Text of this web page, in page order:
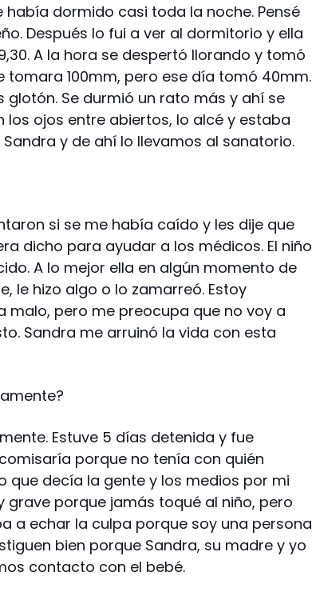
dormido casi toda la noche. Pensé
Después lo fui a ver al dormitorio y ella
A la hora se despertó llorando y tomó
tomara 100mm, pero ese día tomó 40mm.
glotón. Se durmió un rato más y ahí se
los ojos entre abiertos, lo alcé y estaba
y de ahí lo llevamos al sanatorio.
si se me había caído y les dije que
dicho para ayudar a los médicos. El niño
A lo mejor ella en algún momento de
le hizo algo o lo zamarreó. Estoy
malo, pero me preocupa que no voy a
Sandra me arruinó la vida con esta
Estuve 5 días detenida y fue
porque no tenía con quién
que decía la gente y los medios por mi
grave porque jamás toqué al niño, pero
a echar la culpa porque soy una persona
bien porque Sandra, su madre y yo
contacto con el bebé.